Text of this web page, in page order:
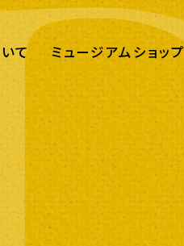
て ミュージアムショップ